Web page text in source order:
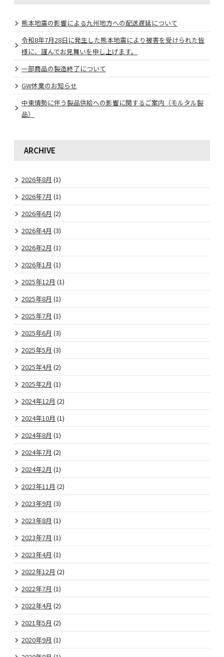
熊本地震の影響による九州地方への配送遅延について
令和8年7月28日に発生した熊本地震により被害を受けられた皆
様に、謹んでお見舞いを申し上げます。
一部商品の製造終了について
GW休業のお知らせ
中東情勢に伴う製品供給への影響に関するご案内（モルタル製
品）
ARCHIVE
2026年8月 (1)
2026年7月 (1)
2026年6月 (2)
2026年4月 (3)
2026年2月 (1)
2026年1月 (1)
2025年12月 (1)
2025年8月 (1)
2025年7月 (1)
2025年6月 (3)
2025年5月 (3)
2025年4月 (2)
2025年2月 (1)
2024年12月 (2)
2024年10月 (1)
2024年8月 (1)
2024年7月 (2)
2024年2月 (1)
2023年11月 (2)
2023年9月 (3)
2023年8月 (1)
2023年7月 (1)
2023年4月 (1)
2022年12月 (2)
2022年7月 (1)
2022年4月 (2)
2021年5月 (2)
2020年9月 (1)